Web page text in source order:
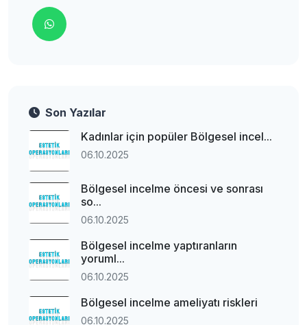
Son Yazılar
Kadınlar için popüler Bölgesel incel...
06.10.2025
Bölgesel incelme öncesi ve sonrası
so...
06.10.2025
Bölgesel incelme yaptıranların
yoruml...
06.10.2025
Bölgesel incelme ameliyatı riskleri
06.10.2025